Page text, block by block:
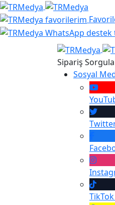
Sipariş Sorgula
Sosyal
TikTok